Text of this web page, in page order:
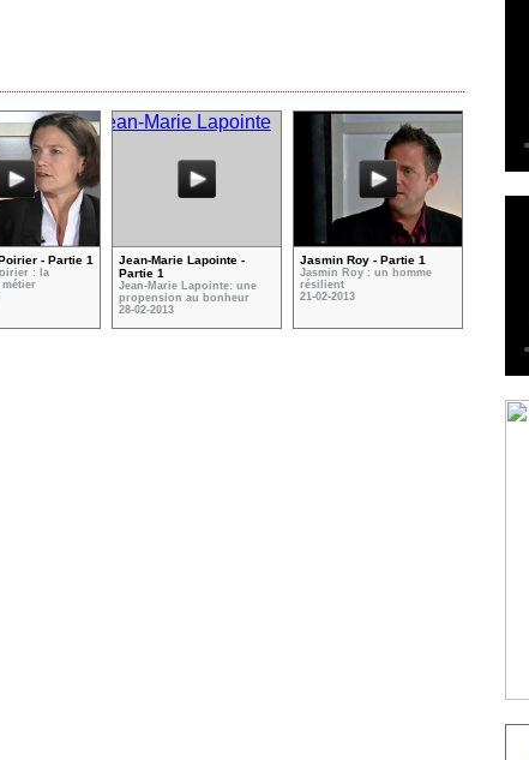
- Partie 1
: la
Jean-Marie Lapointe -
Partie 1
Jean-Marie Lapointe: une
propension au bonheur
28-02-2013
Jasmin Roy - Partie 1
Jasmin Roy : un homme
résilient
21-02-2013